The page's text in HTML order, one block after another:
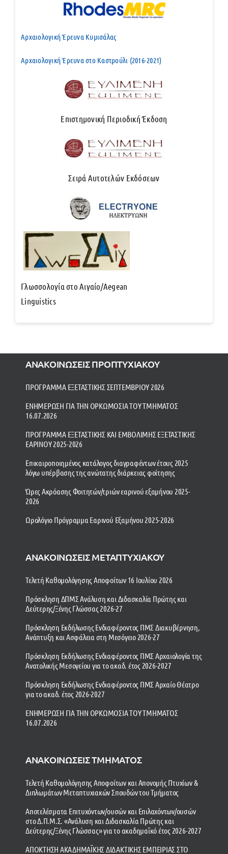
Αρχαιολογική Έρευνα Κυμισάλας
Αρχαιολογική Έρευνα στο Καστρούλι (2016-2021)
Επιστημονική Περιοδική Έκδοση
Σειρά Αυτοτελών Εκδόσεων
Γλωσσολογία στο Αιγαίο/Aegean
Linguistics
ΑΝΑΚΟΙΝΩΣΕΙΣ ΠΡΟΠΤΥΧΙΑΚΟΥ
ΠΡΟΓΡΑΜΜΑ ΕΞΕΤΑΣΤΙΚΗΣ ΣΕΠΤΕΜΒΡΙΟΥ 2026
ΕΝΗΜΕΡΩΣΗ ΓΙΑ ΤΗΝ ΟΡΚΩΜΟΣΙΑ ΤΟΥ ΤΜΗΜΑΤΟΣ
16.07.2026
ΠΡΟΓΡΑΜΜΑ ΕΞΕΤΑΣΤΙΚΗΣ ΚΑΙ ΕΜΒΟΛΙΜΗΣ ΕΞΕΤΑΣΤΙΚΗΣ
ΕΑΡΙΝΟΥ 2025-2026
Επικαιροποιημένος κατάλογος διαγραφέντων έτους 2025
λόγω υπέρβασης της ανώτατης διάρκειας φοίτησης
Ώρες Ακρόασης Φοιτητών/τριών εαρινού εξαμήνου 2025-
2026
Ωρολόγιο Πρόγραμμα Εαρινού Εξαμήνου 2025-2026
ΑΝΑΚΟΙΝΩΣΕΙΣ ΜΕΤΑΠΤΥΧΙΑΚΟΥ
Τελετή Καθομολόγησης Αποφοίτων 16 Ιουλίου 2026
Πρόσκληση ΔΠΜΣ Ανάλυση και Διδασκαλία Πρώτης και
Δεύτερης/Ξένης Γλώσσας 2026-27
Πρόσκληση Εκδήλωσης Ενδιαφέροντος ΠΜΣ Διακυβέρνηση,
Ανάπτυξη και Ασφάλεια στη Μεσόγειο 2026-27
Πρόσκληση Εκδήλωσης Ενδιαφέροντος ΠΜΣ Αρχαιολογία της
Ανατολικής Μεσογείου για το ακαδ. έτος 2026-2027
Πρόσκληση Εκδήλωσης Ενδιαφέροντος ΠΜΣ Αρχαίο Θέατρο
για το ακαδ. έτος 2026-2027
ΕΝΗΜΕΡΩΣΗ ΓΙΑ ΤΗΝ ΟΡΚΩΜΟΣΙΑ ΤΟΥ ΤΜΗΜΑΤΟΣ
16.07.2026
ΑΝΑΚΟΙΝΩΣΕΙΣ ΤΜΗΜΑΤΟΣ
Τελετή Καθομολόγησης Αποφοίτων και Απονομής Πτυχίων &
Διπλωμάτων Μεταπτυχιακών Σπουδών του Τμήματος
Αποτελέσματα Επιτυχόντων/ουσών και Επιλαχόντων/ουσών
στο Δ.Π.Μ.Σ. «Ανάλυση και Διδασκαλία Πρώτης και
Δεύτερης/Ξένης Γλώσσας» για το ακαδημαϊκό έτος 2026-2027
ΑΠΟΚΤΗΣΗ ΑΚΑΔΗΜΑΪΚΗΣ ΔΙΔΑΚΤΙΚΗΣ ΕΜΠΕΙΡΙΑΣ ΣΤΟ